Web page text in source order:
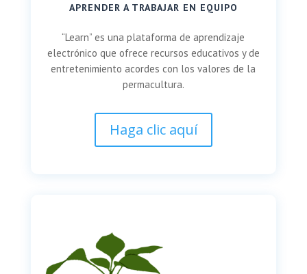
APRENDER A TRABAJAR EN EQUIPO
“Learn” es una plataforma de aprendizaje
electrónico que ofrece recursos educativos y de
entretenimiento acordes con los valores de la
permacultura.
Haga clic aquí